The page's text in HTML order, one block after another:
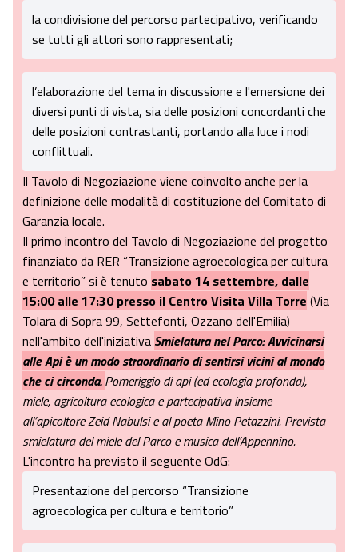
la condivisione del percorso partecipativo, verificando
se tutti gli attori sono rappresentati;
l’elaborazione del tema in discussione e l'emersione dei
diversi punti di vista, sia delle posizioni concordanti che
delle posizioni contrastanti, portando alla luce i nodi
conflittuali.
Il Tavolo di Negoziazione viene coinvolto anche per la
definizione delle modalità di costituzione del Comitato di
Garanzia locale.
Il primo incontro del Tavolo di Negoziazione del progetto
finanziato da RER “Transizione agroecologica per cultura
e territorio” si è tenuto sabato 14 settembre, dalle
15:00 alle 17:30 presso il Centro Visita Villa Torre (Via
Tolara di Sopra 99, Settefonti, Ozzano dell'Emilia)
nell'ambito dell'iniziativa Smielatura nel Parco: Avvicinarsi
alle Api è un modo straordinario di sentirsi vicini al mondo
che ci circonda.Pomeriggio di api (ed ecologia profonda),
miele, agricoltura ecologica e partecipativa insieme
all’apicoltore Zeid Nabulsi e al poeta Mino Petazzini. Prevista
smielatura del miele del Parco e musica dell’Appennino.
L'incontro ha previsto il seguente OdG:
Presentazione del percorso “Transizione
agroecologica per cultura e territorio”